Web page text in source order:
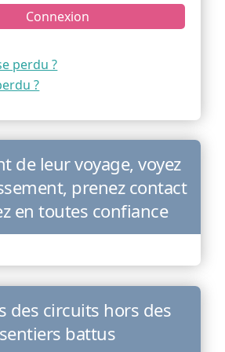
Connexion
perdu ?
?
de leur voyage, voyez
prenez contact
en toutes confiance
des circuits hors des
sentiers battus